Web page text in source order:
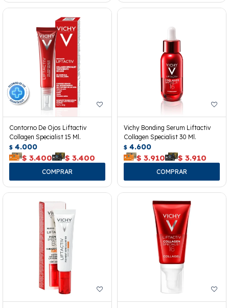
Contorno De Ojos Liftactiv
Collagen Specialist 15 Ml.
$ 4.000
$ 3.400 $ 3.400
Vichy Bonding Serum Liftactiv
Collagen Specialist 30 Ml.
$ 4.600
$ 3.910 $ 3.910